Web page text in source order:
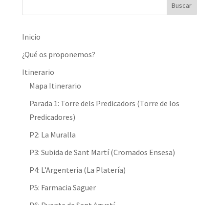
Inicio
¿Qué os proponemos?
Itinerario
Mapa Itinerario
Parada 1: Torre dels Predicadors (Torre de los
Predicadores)
P2: La Muralla
P3: Subida de Sant Martí (Cromados Ensesa)
P4: L’Argenteria (La Platería)
P5: Farmacia Saguer